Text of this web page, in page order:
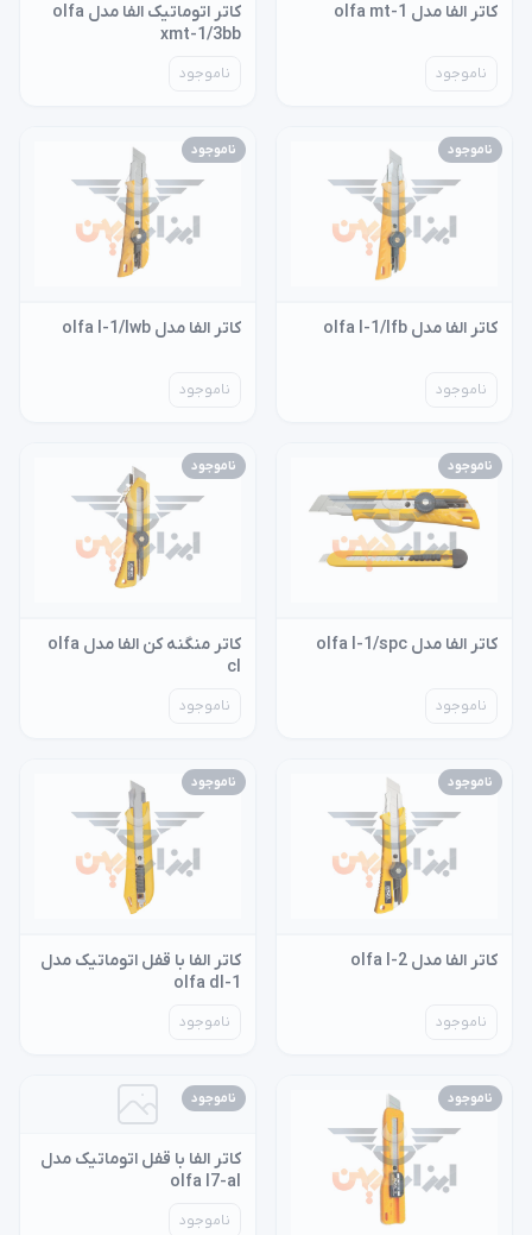
کاتر الفا مدل olfa mt-1
ناموجود
کاتر اتوماتیک الفا مدل olfa
xmt-1/3bb
ناموجود
ناموجود
کاتر الفا مدل olfa l-1/lfb
ناموجود
ناموجود
کاتر الفا مدل olfa l-1/lwb
ناموجود
ناموجود
کاتر الفا مدل olfa l-1/spc
ناموجود
ناموجود
کاتر منگنه کن الفا مدل olfa
cl
ناموجود
ناموجود
کاتر الفا مدل olfa l-2
ناموجود
ناموجود
کاتر الفا با قفل اتوماتیک مدل
olfa dl-1
ناموجود
ناموجود ناموجود
کاتر الفا با قفل اتوماتیک مدل
olfa l7-al
ناموجود